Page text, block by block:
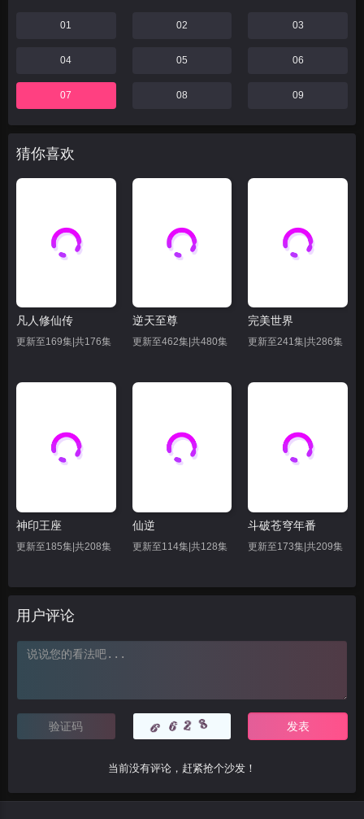
01 02 03
04 05 06
07 08 09
猜你喜欢
凡人修仙传
更新至169集|共176集
逆天至尊
更新至462集|共480集
完美世界
更新至241集|共286集
神印王座
更新至185集|共208集
仙逆
更新至114集|共128集
斗破苍穹年番
更新至173集|共209集
用户评论
当前没有评论，赶紧抢个沙发！